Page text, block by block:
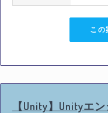
この
【Unity】Unityエ